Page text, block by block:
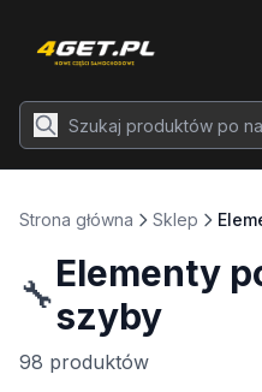
Strona główna Sklep
🔧Elementy
szyby
98 produktów